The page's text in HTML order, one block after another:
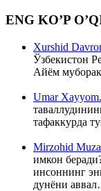
ENG KO’P
Xurshid
Ўзбекистон
Айём
Umar
тафаккурда
Mirzohid
имкон
инсоннинг
дунёни